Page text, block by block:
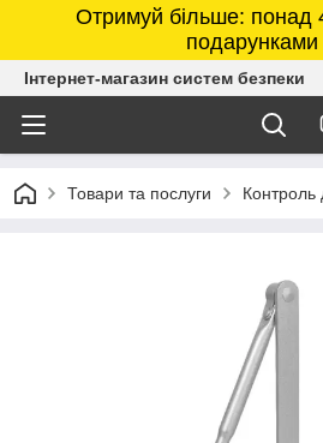
Отримуй більше: понад
подарунками
Інтернет-магазин систем безпеки
Товари та послуги Контроль